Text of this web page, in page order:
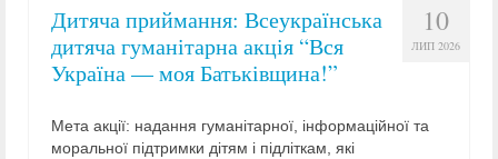
10
ЛИП 2026
Дитяча приймання: Всеукраїнська
дитяча гуманітарна акція “Вся
Україна — моя Батьківщина!”
Мета акції: надання гуманітарної, інформаційної та
моральної підтримки дітям і підліткам, які